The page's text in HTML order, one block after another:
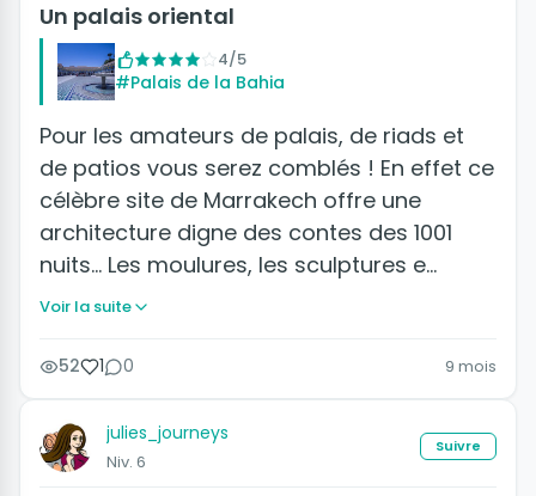
Un palais oriental
4/5
#Palais de la Bahia
Pour les amateurs de palais, de riads et
de patios vous serez comblés ! En effet ce
célèbre site de Marrakech offre une
architecture digne des contes des 1001
nuits... Les moulures, les sculptures e…
Voir la suite
52 1 0 9 mois
julies_journeys
Niv. 6
Suivre